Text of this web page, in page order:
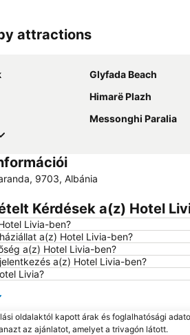
attractions
Glyfada Beach
Himarë Plazh
Messonghi Paralia
9703, Albánia
Kérdések a(z) Hotel
Livia-ben?
a(z) Hotel Livia-ben?
a(z) Hotel Livia-ben?
a(z) Hotel Livia-ben?
Livia?
oldalaktól kapott árak és foglalhatósági
az ajánlatot, amelyet a trivagón látott.